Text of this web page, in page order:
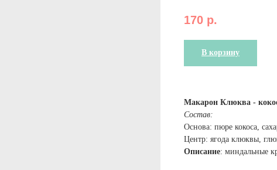
170 р.
В корзину
Макарон Клюква -
Состав:
Основа: пюре кокоса,
Центр: ягода клюквы,
Описание: миндальные